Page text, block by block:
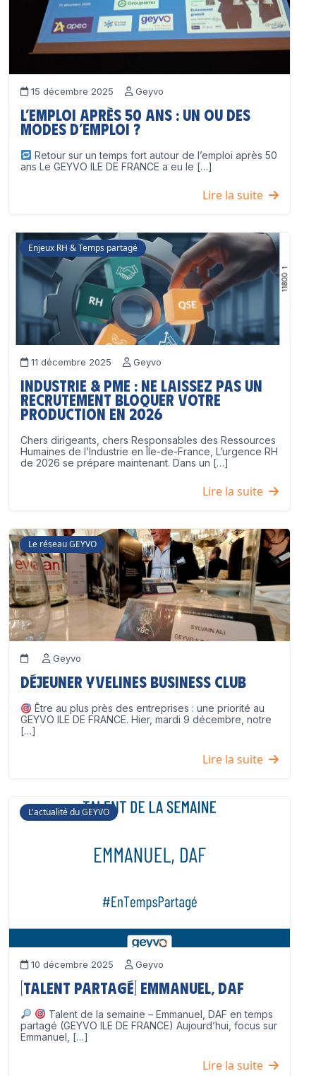
15 décembre 2025 Geyvo
L’emploi après 50 ans : un ou des
modes d’emploi ?
Retour sur un temps fort autour de l’emploi après 50
ans Le GEYVO ILE DE FRANCE a eu le […]
Lire la suite
Enjeux RH & Temps partagé
11 décembre 2025 Geyvo
Industrie & PME : ne laissez pas un
recrutement bloquer votre
production en 2026
Chers dirigeants, chers Responsables des Ressources
Humaines de l’Industrie en Île-de-France, L’urgence RH
de 2026 se prépare maintenant. Dans un […]
Lire la suite
Le réseau GEYVO
Geyvo
Déjeuner Yvelines Business Club
Être au plus près des entreprises : une priorité au
GEYVO ILE DE FRANCE. Hier, mardi 9 décembre, notre
[…]
Lire la suite
L'actualité du GEYVO
10 décembre 2025 Geyvo
[Talent partagé] Emmanuel, DAF
Talent de la semaine – Emmanuel, DAF en temps
partagé (GEYVO ILE DE FRANCE) Aujourd’hui, focus sur
Emmanuel, […]
Lire la suite